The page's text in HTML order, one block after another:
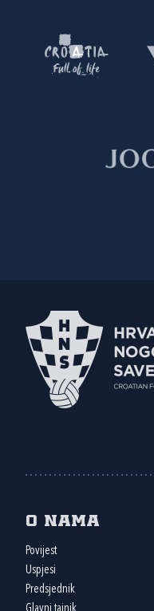
O nama
Povijest
Uspjesi
Predsjednik